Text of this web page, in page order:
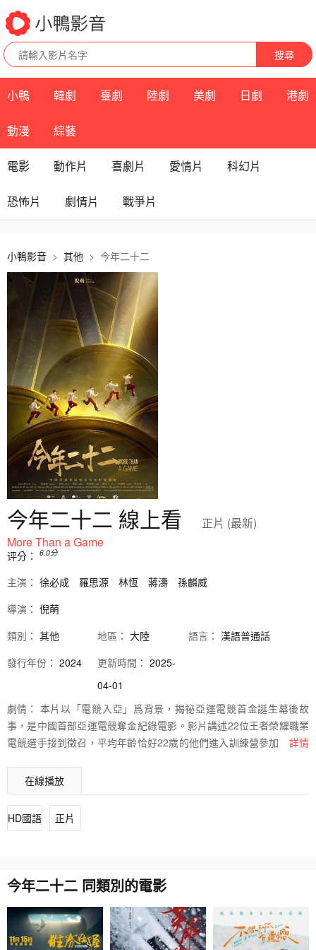
搜尋
小鴨 韓劇 臺劇 陸劇 美劇 日劇 港劇
動漫 綜藝
電影 動作片 喜劇片 愛情片 科幻片
恐怖片 劇情片 戰爭片
小鴨影音 其他 今年二十二
今年二十二 線上看
正片 (最新)
More Than a Game
评分： 6.0分
主演： 徐必成 羅思源 林恆 蔣濤
孫麟威
導演： 倪萌
類別： 其他 地區： 大陸 語言： 漢語普通話
發行年份： 2024 更新時間： 2025-
04-01
劇情： 本片以「電競入亞」爲背景，揭祕亞運電競首金誕生幕後故
事，是中國首部亞運電競奪金紀錄電影。影片講述22位王者榮耀職業
電競選手接到徵召，平均年齡恰好22歲的他們進入訓練營參加選拔，
有遺憾，有不甘，也有收穫。他們是一個個普通的少年，卻又因爲電
競變得不再普通。
詳情
在線播放
HD國語 正片
今年二十二 同類別的電影